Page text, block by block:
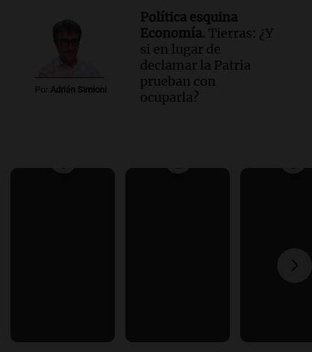
Por Adrián Simioni
Política esquina
Economía. Tierras: ¿Y
si en lugar de
declamar la Patria
prueban con
ocuparla?